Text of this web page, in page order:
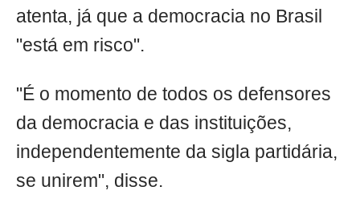
atenta, já que a democracia no Brasil
"está em risco".
"É o momento de todos os defensores
da democracia e das instituições,
independentemente da sigla partidária,
se unirem", disse.